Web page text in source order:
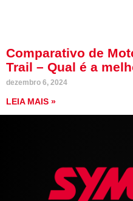
Comparativo de
Trail – Qual é a
dezembro 6, 2024
LEIA MAIS »